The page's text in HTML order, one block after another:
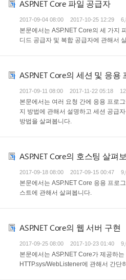
ASP.NET Core 파일 공급자
2017-09-04 08:00 2017-10-25 12:29
본문에서는 ASP.NET Core의 세 가지
디드 공급자 및 복합 공급자에 관해서
ASP.NET Core의 세션 및 응용
2017-09-11 08:00 2017-11-22 05:18
본문에서는 여러 요청 간에 응용 프로
지 방법에 관해서 설명하고 세션 공급
방법을 살펴봅니다.
ASP.NET Core의 호스팅 살펴
2017-09-18 08:00 2017-09-15 00:47
본문에서는 ASP.NET Core 응용 프로
스트에 관해서 살펴봅니다.
ASP.NET Core의 웹 서버 구현
2017-09-25 08:00 2017-10-23 01:40
본문에서는 ASP.NET Core가 제공하
HTTP.sys/WebListener에 관해서 간단